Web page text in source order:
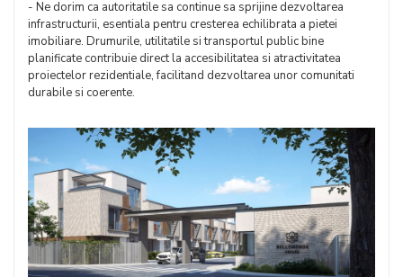
- Ne dorim ca autoritatile sa continue sa sprijine dezvoltarea
infrastructurii, esentiala pentru cresterea echilibrata a pietei
imobiliare. Drumurile, utilitatile si transportul public bine
planificate contribuie direct la accesibilitatea si atractivitatea
proiectelor rezidentiale, facilitand dezvoltarea unor comunitati
durabile si coerente.